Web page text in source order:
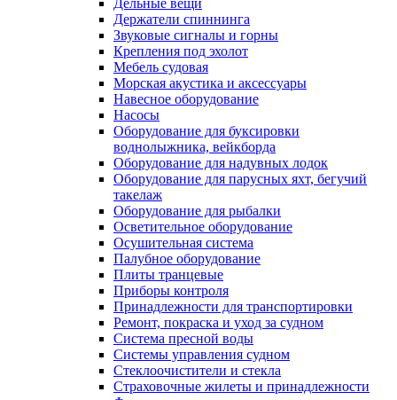
Дельные вещи
Держатели спиннинга
Звуковые сигналы и горны
Крепления под эхолот
Мебель судовая
Морская акустика и аксессуары
Навесное оборудование
Насосы
Оборудование для буксировки
воднолыжника, вейкборда
Оборудование для надувных лодок
Оборудование для парусных яхт, бегучий
такелаж
Оборудование для рыбалки
Осветительное оборудование
Осушительная система
Палубное оборудование
Плиты транцевые
Приборы контроля
Принадлежности для транспортировки
Ремонт, покраска и уход за судном
Система пресной воды
Системы управления судном
Стеклоочистители и стекла
Страховочные жилеты и принадлежности